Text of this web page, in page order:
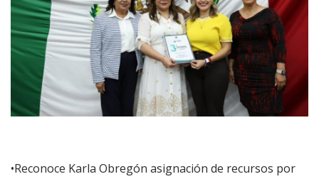
​•Reconoce Karla Obregón asignación de recursos por